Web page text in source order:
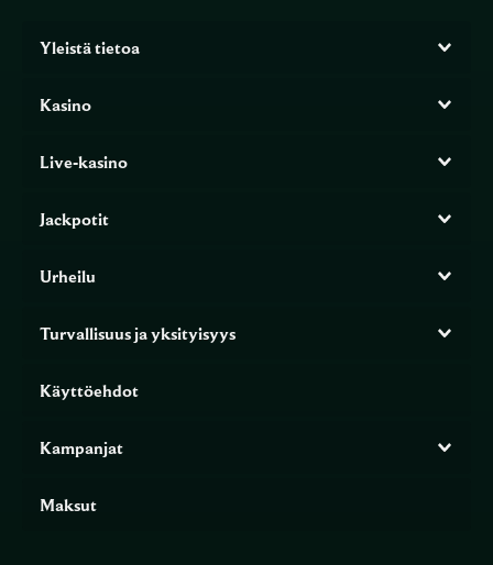
Yleistä tietoa
Kasino
Live-kasino
Jackpotit
Urheilu
Turvallisuus ja yksityisyys
Käyttöehdot
Kampanjat
Maksut